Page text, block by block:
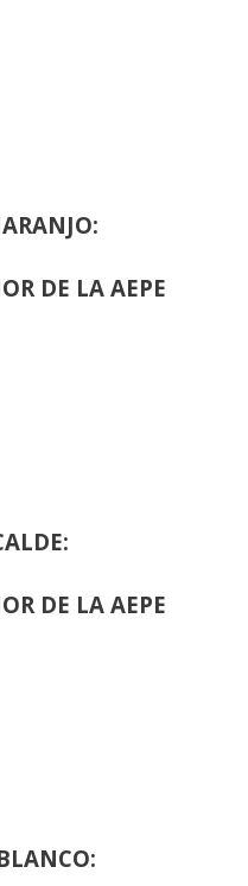
DE LA AEPE
DE LA AEPE